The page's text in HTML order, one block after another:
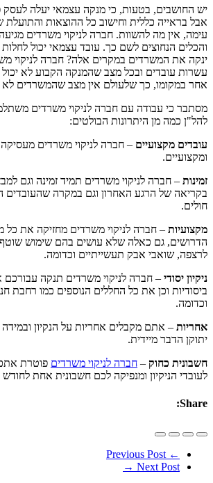
יש החושבים, בטעות, כי מנקה עצמאי יעלה לעסק
אבל בראייה כללית וחישוב כל ההוצאות והתועלת
עימה, אין מה להשוות. חברה לניקוי משרדים
והכלים הנחוצים לשם כך. עובד עצמאי יכול
ינקה את המשרדים במקרים אלה? חברה לניקוי
עשרות עובדים ובכל מצב שהמנקה הקבוע לא
אחר במקומו, כך שלעולם אין מצב שהמשרדים לא
מסתבר כי עבודה עם חברה לניקוי משרדים
להל"ן כמה מן היתרונות הבולטים:
עובדים מקצועיים – חברה לניקוי משרדים מעסיקה
ומקצועיים.
זמינות – חברה לניקוי משרדים תמיד זמינה וגם
בקריאה של הרגע האחרון וגם במקרה שהעובדים
חולים.
מקצועיות – חברה לניקוי משרדים מחזיקה את כל
הדרושים, גם כאלה שלא עושים בהם שימוש שוטף,
לרצפה, שואבי אבק תעשייתיים וכדומה.
ניקיון יסודי – חברה לניקוי משרדים תנקה
ביסודיות וכן את כל החללים הנוספים כמו רחבת
וכדומה.
אחריות – אתם מקבלים אחריות על הנקיון
יתוקן הדבר מיידית.
חשבונית כחוק – חברה לניקוי משרדים פוטרת
לעובדי הניקיון ומנפיקה לכם חשבונית אחת
Share:
←
Previous Post
Next Post
→